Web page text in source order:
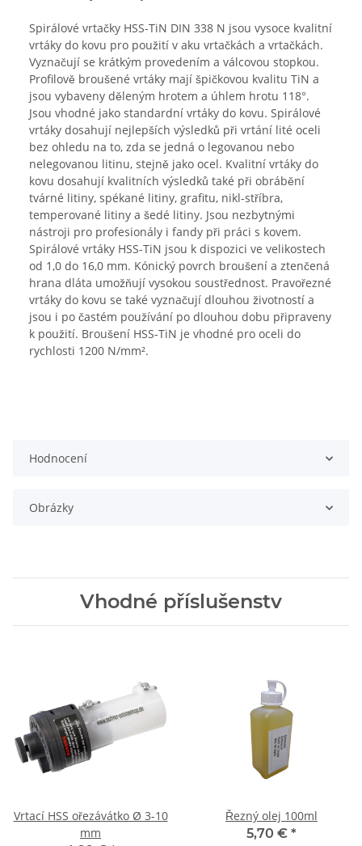
Spirálové vrtačky HSS-TiN DIN 338 N jsou vysoce kvalitní
vrtáky do kovu pro použití v aku vrtačkách a vrtačkách.
Vyznačují se krátkým provedením a válcovou stopkou.
Profilově broušené vrtáky mají špičkovou kvalitu TiN a
jsou vybaveny děleným hrotem a úhlem hrotu 118°.
Jsou vhodné jako standardní vrtáky do kovu. Spirálové
vrtáky dosahují nejlepších výsledků při vrtání lité oceli
bez ohledu na to, zda se jedná o legovanou nebo
nelegovanou litinu, stejně jako ocel. Kvalitní vrtáky do
kovu dosahují kvalitních výsledků také při obrábění
tvárné litiny, spékané litiny, grafitu, nikl-stříbra,
temperované litiny a šedé litiny. Jsou nezbytnými
nástroji pro profesionály i fandy při práci s kovem.
Spirálové vrtáky HSS-TiN jsou k dispozici ve velikostech
od 1,0 do 16,0 mm. Kónický povrch broušení a ztenčená
hrana dláta umožňují vysokou soustřednost. Pravořezné
vrtáky do kovu se také vyznačují dlouhou životností a
jsou i po častém používání po dlouhou dobu připraveny
k použití. Broušení HSS-TiN je vhodné pro oceli do
rychlosti 1200 N/mm².
Hodnocení
Obrázky
Vhodné příslušenstv
Vrtací HSS ořezávátko Ø 3-10
mm
Řezný olej 100ml
5,70 € *